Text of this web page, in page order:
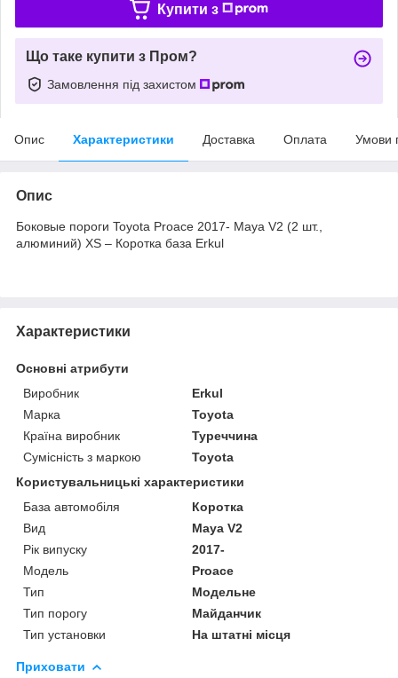
Купити з
Що таке купити з Пром?
Замовлення під захистом
Опис Характеристики Доставка Оплата Умови
Опис
Боковые пороги Toyota Proace 2017- Maya V2 (2 шт.,
алюминий) XS – Коротка база Erkul
Характеристики
Основні атрибути
Виробник
Erkul
Марка
Toyota
Країна виробник
Туреччина
Сумісність з маркою
Toyota
Користувальницькі характеристики
База автомобіля
Коротка
Вид
Maya V2
Рік випуску
2017-
Мoдель
Proace
Тип
Модельне
Тип порогу
Майданчик
Тип установки
На штатні місця
Приховати